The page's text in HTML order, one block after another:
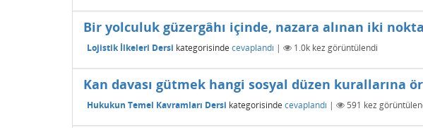
Bir yolculuk güzergâhı içinde, nazara alınan iki
Lojistik İlkeleri Dersi kategorisinde cevaplandı | 1.0k kez görüntülendi
Kan davası gütmek hangi sosyal düzen kurallarına
Hukukun Temel Kavramları Dersi kategorisinde cevaplandı | 591 kez